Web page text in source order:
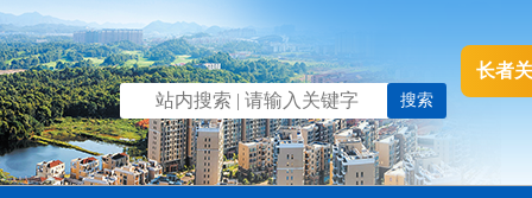
长者